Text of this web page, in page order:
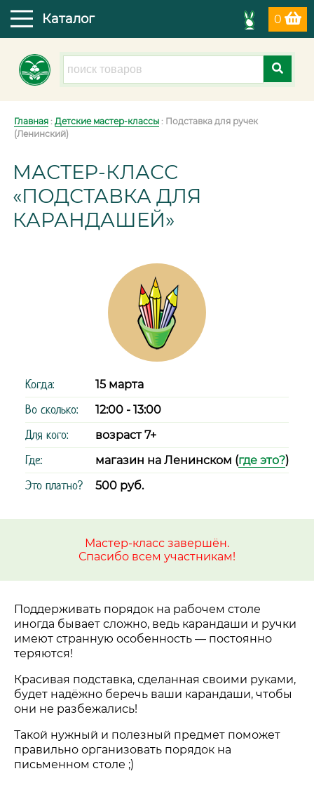
0
Каталог
Главная : Детские мастер-классы : Подставка для ручек
(Ленинский)
МАСТЕР-КЛАСС
«ПОДСТАВКА ДЛЯ
КАРАНДАШЕЙ»
Когда: 15 марта
Во сколько: 12:00 - 13:00
Для кого: возраст 7+
Где: магазин на Ленинском (где это?)
Это платно? 500 руб.
Мастер-класс завершён.
Спасибо всем участникам!
Поддерживать порядок на рабочем столе
иногда бывает сложно, ведь карандаши и ручки
имеют странную особенность — постоянно
теряются!
Красивая подставка, сделанная своими руками,
будет надёжно беречь ваши карандаши, чтобы
они не разбежались!
Такой нужный и полезный предмет поможет
правильно организовать порядок на
письменном столе ;)